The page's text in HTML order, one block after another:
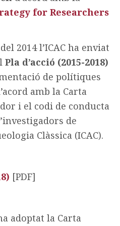
for Researchers
2014 l’ICAC ha enviat
Pla d’acció (2015-2018)
de polítiques
amb la Carta
i el codi de conducta
de
Clàssica (ICAC).
[PDF]
adoptat la Carta